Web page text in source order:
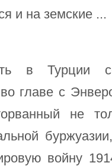
и на земские ...
в Турции
главе с
не
войну